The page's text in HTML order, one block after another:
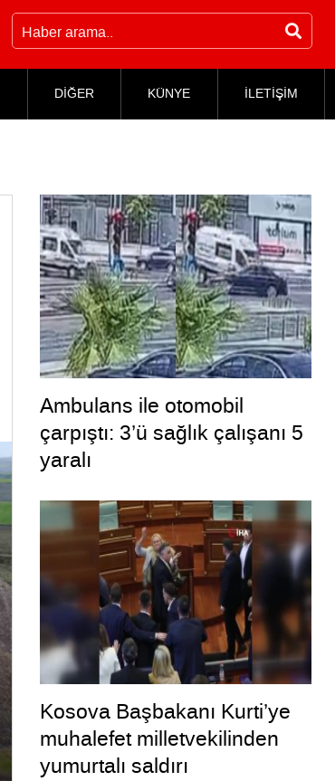
DİĞER KÜNYE İLETİŞİM
Ambulans ile otomobil
çarpıştı: 3’ü sağlık çalışanı 5
yaralı
Kosova Başbakanı Kurti’ye
muhalefet milletvekilinden
yumurtalı saldırı